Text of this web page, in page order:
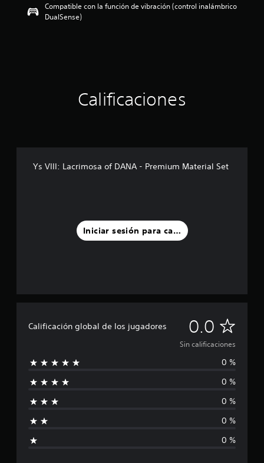
Compatible con la función de vibración (control inalámbrico
DualSense)
Calificaciones
Ys VIII: Lacrimosa of DANA - Premium Material Set
Iniciar sesión para calificar
Calificación global de los jugadores 0.0 S
i
n
c
a
Sin calificaciones
0 %
0 %
0 %
0 %
0 %